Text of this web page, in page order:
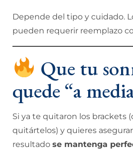
Depende del tipo y cuidado.
pueden requerir reemplazo
Que tu
quede “a
Si ya te quitaron los brackets
quitártelos) y quieres
resultado se mantenga